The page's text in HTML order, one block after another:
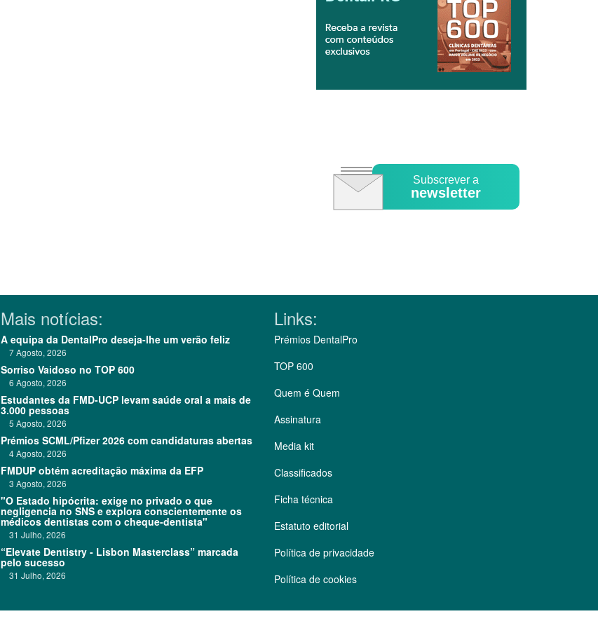
Subscrever a
newsletter
Mais notícias:
A equipa da DentalPro deseja-lhe um verão feliz
7 Agosto, 2026
Sorriso Vaidoso no TOP 600
6 Agosto, 2026
Estudantes da FMD-UCP levam saúde oral a mais de
3.000 pessoas
5 Agosto, 2026
Prémios SCML/Pfizer 2026 com candidaturas abertas
4 Agosto, 2026
FMDUP obtém acreditação máxima da EFP
3 Agosto, 2026
"O Estado hipócrita: exige no privado o que
negligencia no SNS e explora conscientemente os
médicos dentistas com o cheque-dentista"
31 Julho, 2026
“Elevate Dentistry - Lisbon Masterclass” marcada
pelo sucesso
31 Julho, 2026
Links:
Prémios DentalPro
TOP 600
Quem é Quem
Assinatura
Media kit
Classificados
Ficha técnica
Estatuto editorial
Política de privacidade
Política de cookies